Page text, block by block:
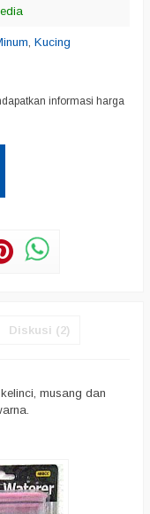
, Kucing
informasi harga
Diskusi (2)
musang dan